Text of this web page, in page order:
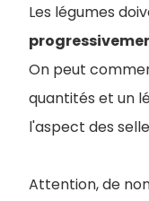
Les légumes
On peut
quantités et un
l'aspect des
Attention, de